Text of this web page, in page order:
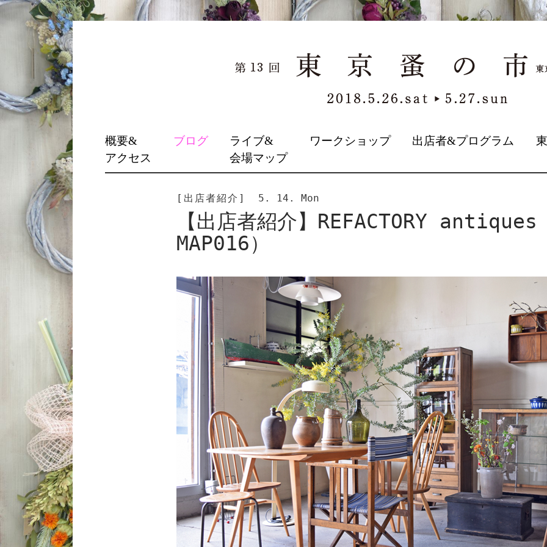
TO
CONTENT
概要&
アクセス
ブログ
ライブ&
会場マップ
ワークショップ 出店者&プログラム
[出店者紹介] 5. 14. Mon
【出店者紹介】REFACTORY antiques
MAP016）